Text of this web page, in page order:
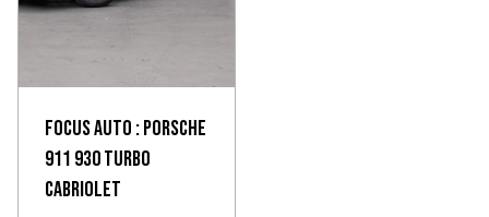
Focus Auto : Porsche
911 930 Turbo
Cabriolet